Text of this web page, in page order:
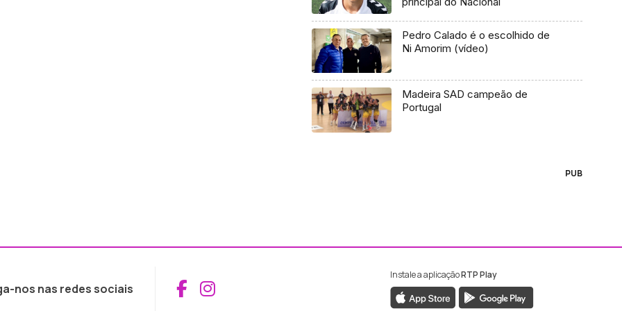
Pedro Calado é o escolhido de
Ni Amorim (vídeo)
Madeira SAD campeão de
Portugal
PUB
nos nas redes sociais Aceder ao Facebook da RTP Madeira
Aceder ao Instagram da RTP Madeira
Instale a aplicaçãoRTP Play